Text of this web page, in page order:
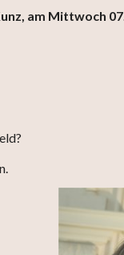
am Mittwoch